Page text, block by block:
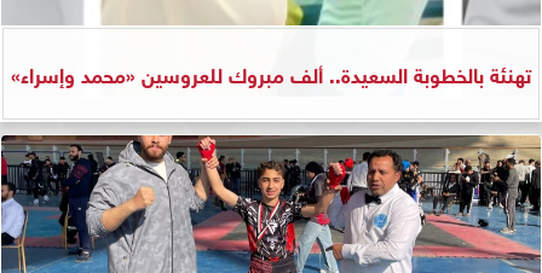
تهنئة بالخطوبة السعيدة.. ألف مبروك للعروسين «محمد وإسراء»